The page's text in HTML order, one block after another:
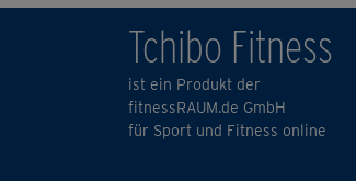
Tchibo Fitness
ist ein Produkt der
fitnessRAUM.de GmbH
für Sport und Fitness online